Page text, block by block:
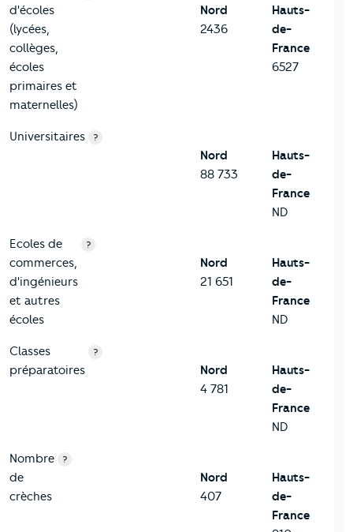
d'écoles
(lycées,
collèges,
écoles
primaires et
maternelles)
Nord
2436
Hauts-
de-
France
6527
Universitaires ?
Nord
88 733
Hauts-
de-
France
ND
Ecoles de
commerces,
d'ingénieurs
et autres
écoles
?
Nord
21 651
Hauts-
de-
France
ND
Classes
préparatoires
?
Nord
4 781
Hauts-
de-
France
ND
Nombre
de
crèches
?
Nord
407
Hauts-
de-
France